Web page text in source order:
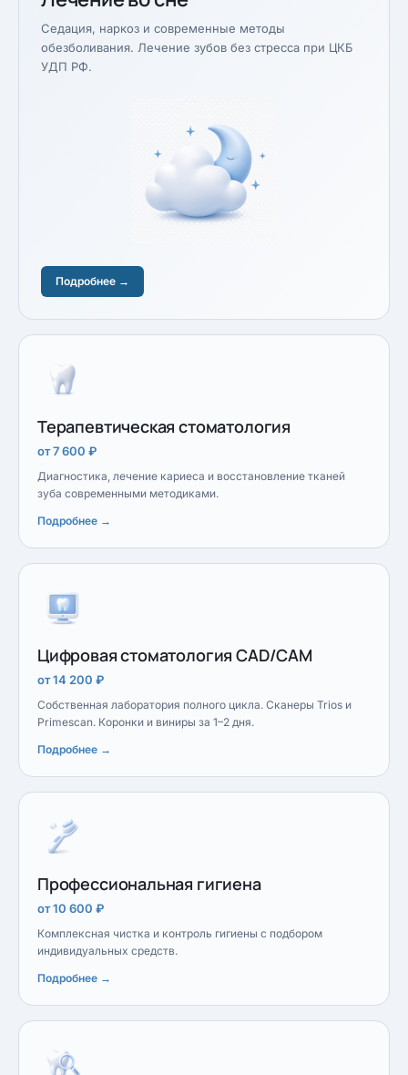
Седация, наркоз и современные методы
обезболивания. Лечение зубов без стресса при ЦКБ
УДП РФ.
Подробнее →
Терапевтическая стоматология
от 7 600 ₽
Диагностика, лечение кариеса и восстановление тканей
зуба современными методиками.
Подробнее →
Цифровая стоматология CAD/CAM
от 14 200 ₽
Собственная лаборатория полного цикла. Сканеры Trios и
Primescan. Коронки и виниры за 1–2 дня.
Подробнее →
Профессиональная гигиена
от 10 600 ₽
Комплексная чистка и контроль гигиены с подбором
индивидуальных средств.
Подробнее →